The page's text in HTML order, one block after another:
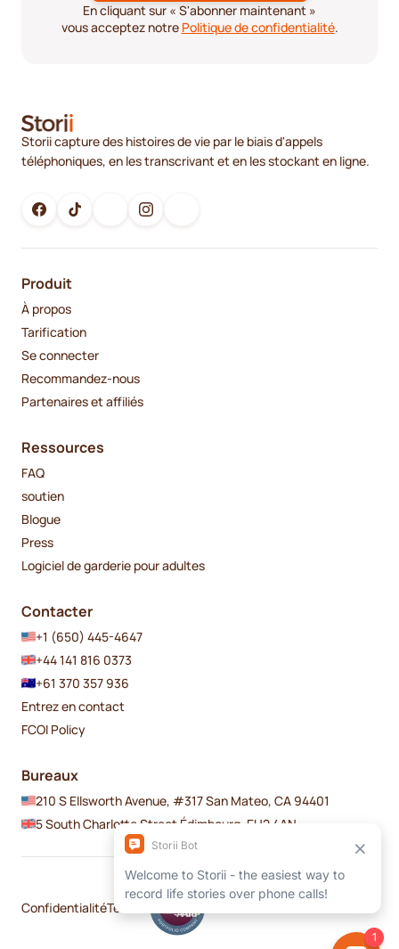
En cliquant sur « S'abonner maintenant »
vous acceptez notre Politique de confidentialité.
Storii capture des histoires de vie par le biais d'appels
téléphoniques, en les transcrivant et en les stockant en ligne.
Produit
À propos
Tarification
Se connecter
Recommandez-nous
Partenaires et affiliés
Ressources
FAQ
soutien
Blogue
Press
Logiciel de garderie pour adultes
Contacter
+1 (650) 445-4647
+44 141 816 0373
+61 370 357 936
Entrez en contact
FCOI Policy
Bureaux
210 S Ellsworth Avenue, #317 San Mateo, CA 94401
5 South Charlotte Street Édimbourg, EH2 4AN
ConfidentialitéTermes